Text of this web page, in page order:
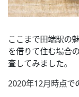
ここまで田端駅の
を借りて住む場合
査してみました。
2020年12月時点で